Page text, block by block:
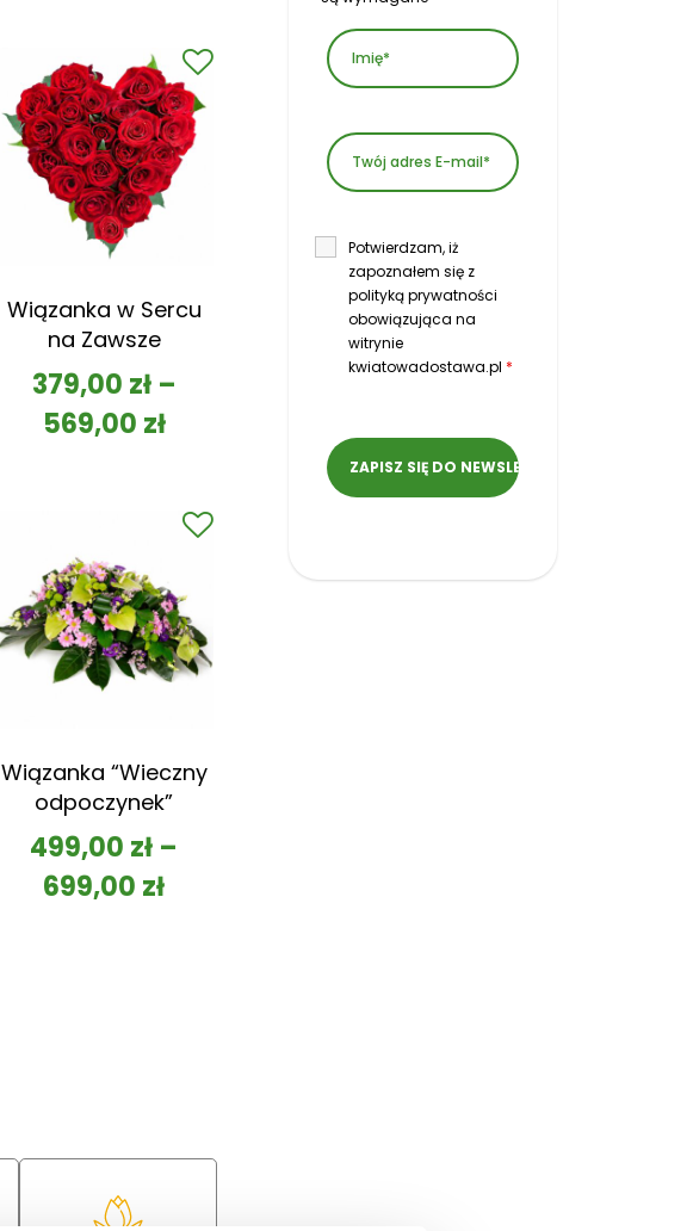
Wiązanka w Sercu
na Zawsze
379,00 zł–
569,00 zł
Wiązanka “Wieczny
odpoczynek”
499,00 zł –
699,00 zł
Potwierdzam, iż
zapoznałem się z
polityką prywatności
obowiązująca na
witrynie
kwiatowadostawa.pl *